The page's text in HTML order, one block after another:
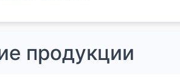
продукции